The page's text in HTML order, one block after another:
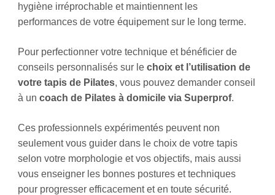
hygiène irréprochable et maintiennent les
performances de votre équipement sur le long terme.
Pour perfectionner votre technique et bénéficier de
conseils personnalisés sur lechoix et l’utilisation de
votre tapis de Pilates, vous pouvez demander conseil
à uncoach de Pilates à domicile via Superprof.
Ces professionnels expérimentés peuvent non
seulement vous guider dans le choix de votre tapis
selon votre morphologie et vos objectifs, mais aussi
vous enseigner les bonnes postures et techniques
pour progresser efficacement et en toute sécurité.